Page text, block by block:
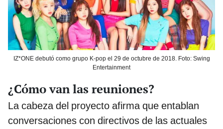
IZ*ONE debutó como grupo K-pop el 29 de octubre de 2018. Foto: Swing
Entertainment
¿Cómo van las reuniones?
La cabeza del proyecto afirma que entablan
conversaciones con directivos de las actuales